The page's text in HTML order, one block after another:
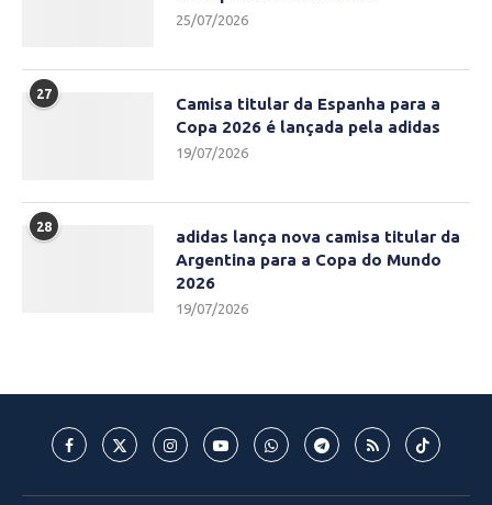
25/07/2026
27
Camisa titular da Espanha para a
Copa 2026 é lançada pela adidas
19/07/2026
28
adidas lança nova camisa titular da
Argentina para a Copa do Mundo
2026
19/07/2026